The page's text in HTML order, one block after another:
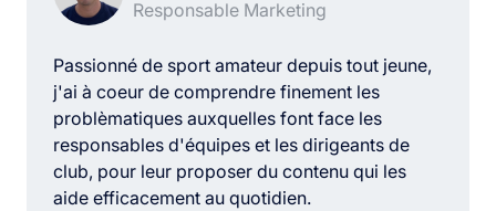
Responsable Marketing
Passionné de sport amateur depuis tout jeune,
j'ai à coeur de comprendre finement les
problèmatiques auxquelles font face les
responsables d'équipes et les dirigeants de
club, pour leur proposer du contenu qui les
aide efficacement au quotidien.